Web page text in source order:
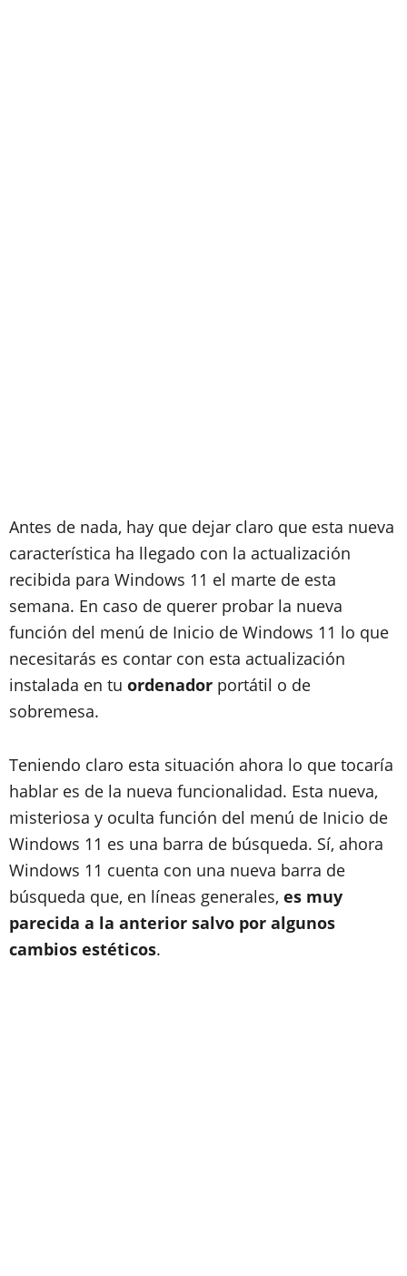
Antes de nada, hay que dejar claro que esta nueva
característica ha llegado con la actualización
recibida para Windows 11 el marte de esta
semana. En caso de querer probar la nueva
función del menú de Inicio de Windows 11 lo que
necesitarás es contar con esta actualización
instalada en tu ordenador portátil o de
sobremesa.
Teniendo claro esta situación ahora lo que tocaría
hablar es de la nueva funcionalidad. Esta nueva,
misteriosa y oculta función del menú de Inicio de
Windows 11 es una barra de búsqueda. Sí, ahora
Windows 11 cuenta con una nueva barra de
búsqueda que, en líneas generales, es muy
parecida a la anterior salvo por algunos
cambios estéticos.